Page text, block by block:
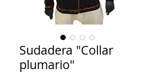
Sudadera "Collar
plumario"